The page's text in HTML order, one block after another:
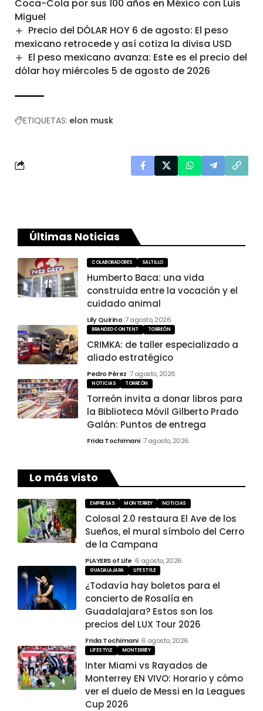
Coca-Cola por sus 100 años en México con Luis
Miguel
Precio del DÓLAR HOY 6 de agosto: El peso
mexicano retrocede y así cotiza la divisa USD
El peso mexicano avanza: Este es el precio del
dólar hoy miércoles 5 de agosto de 2026
ETIQUETAS: elon musk
Últimas Noticias
COLABORADORES SALTILLO
Humberto Baca: una vida
construida entre la vocación y el
cuidado animal
Lily Quirino 7 agosto, 2026
BRANDED CONTENT TORREÓN
CRIMKA: de taller especializado a
aliado estratégico
Pedro Pérez 7 agosto, 2026
NOTICIAS TORREÓN
Torreón invita a donar libros para
la Biblioteca Móvil Gilberto Prado
Galán: Puntos de entrega
Frida Tochimani 7 agosto, 2026
Lo más visto
EMPRESAS MONTERREY NOTICIAS
Colosal 2.0 restaura El Ave de los
Sueños, el mural símbolo del Cerro
de la Campana
PLAYERS of Life 6 agosto, 2026
GUADALAJARA LIFESTYLE
¿Todavía hay boletos para el
concierto de Rosalía en
Guadalajara? Estos son los
precios del LUX Tour 2026
Frida Tochimani 6 agosto, 2026
LIFESTYLE MONTERREY
Inter Miami vs Rayados de
Monterrey EN VIVO: Horario y cómo
ver el duelo de Messi en la Leagues
Cup 2026